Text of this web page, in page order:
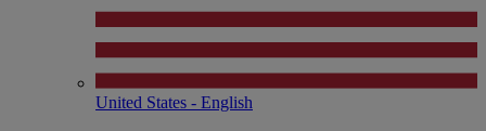
United States - English